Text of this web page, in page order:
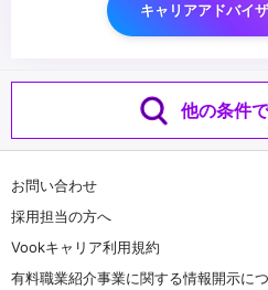
キャリアアドバイ
他の条件
お問い合わせ
採用担当の方へ
Vookキャリア利用規約
有料職業紹介事業に関する情報開示に